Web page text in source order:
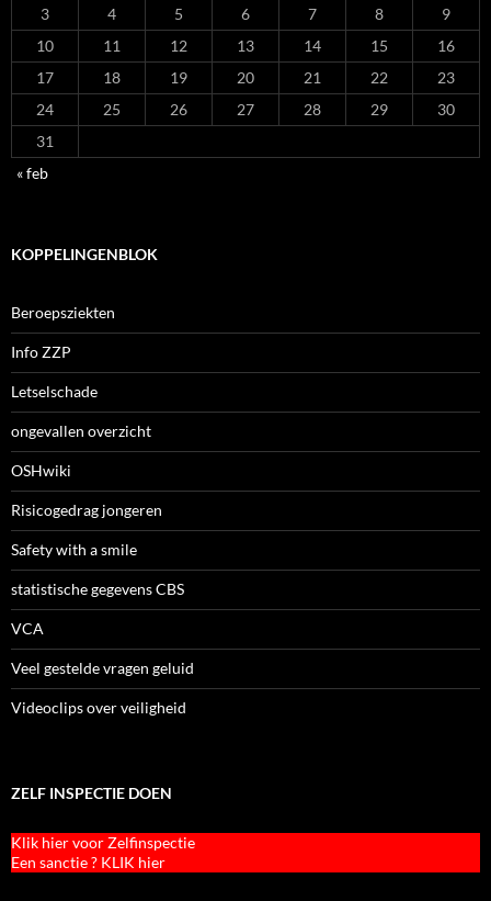
3
4 5 6 7 8
9
10
11 12 13 14 15
16
17
18 19 20 21 22
23
24
25 26 27 28 29
30
31
« feb
KOPPELINGENBLOK
Beroepsziekten
Info ZZP
Letselschade
ongevallen overzicht
OSHwiki
Risicogedrag jongeren
Safety with a smile
statistische gegevens CBS
VCA
Veel gestelde vragen geluid
Videoclips over veiligheid
ZELF INSPECTIE DOEN
Klik hier voor Zelfinspectie
Een sanctie ? KLIK hier